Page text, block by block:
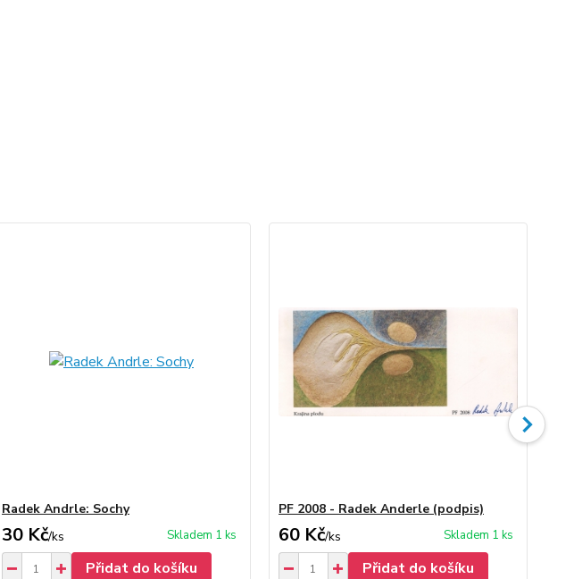
Radek Andrle: Sochy
30 Kč/ks Skladem 1 ks
Přidat do košíku
PF 2008 - Radek Anderle (podpis)
60 Kč/ks Skladem 1 ks
Přidat do košíku